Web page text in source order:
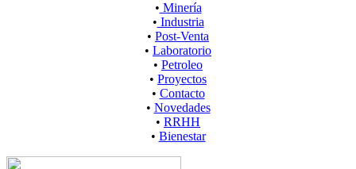
• Minería
• Industria
• Post-Venta
• Laboratorio
• Petroleo
• Proyectos
• Contacto
• Novedades
• RRHH
• Bienestar